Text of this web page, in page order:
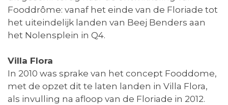
Fooddrôme: vanaf het einde van de Floriade tot
het uiteindelijk landen van Beej Benders aan
het Nolensplein in Q4.
Villa Flora
In 2010 was sprake van het concept Fooddome,
met de opzet dit te laten landen in Villa Flora,
als invulling na afloop van de Floriade in 2012.